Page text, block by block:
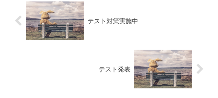
テスト対策実施中
テスト発表